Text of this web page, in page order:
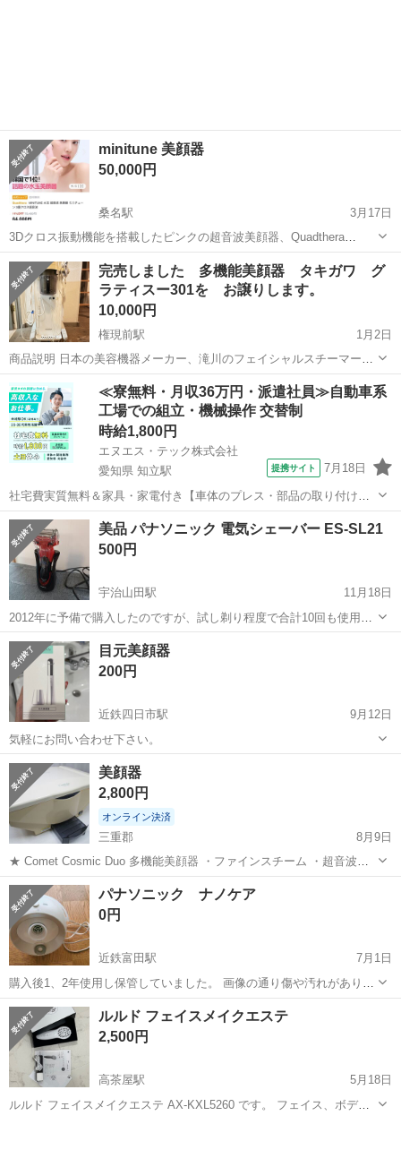
minitune 美顔器
50,000円
桑名駅
3月17日
3Dクロス振動機能を搭載したピンクの超音波美顔器、Quadthera
MINTUNE。 - ブランド: Quadthera - モデル名: MINTUNE - 色: ピンク
- 付属品: 充電ケーブル - 機能: 超音波美...
三重 桑名市 桑名駅 美容家電 美顔器
完売しました 多機能美顔器 タキガワ グ
ラティスー301を お譲りします。
10,000円
権現前駅
1月2日
商品説明 日本の美容機器メーカー、滝川のフェイシャルスチーマー&
イオン導入&吸引&ブラシ洗浄の機械です。 型式名:T301-00 通常新品
で購入すると600,000ほどする商品ですが、かなり古くなっているの
で、スチ...
権現前駅 美容家電 タキガワ
≪寮無料・月収36万円・派遣社員≫自動車系
工場での組立・機械操作 交替制
時給1,800円
エヌエス・テック株式会社
愛知県 知立駅
提携サイト 7月18日
社宅費実質無料＆家具・家電付き【車体のプレス・部品の取り付け・
塗装・検査】未経験でも時給1,800円 車体のプレス・部品の取り付
け・塗装・検査 車体のプレス・部品の取り付け・塗装・検査など、各
工程に分かれて作業を担当します...
愛知 刈谷市 知立駅
美品 パナソニック 電気シェーバー ES-SL21
500円
宇治山田駅
11月18日
2012年に予備で購入したのですが、試し剃り程度で合計10回も使用し
ていません。 充電はできるのですが、電池が弱っていると思われま
す。 写真に写っているものが全てとなります。 よろしくお願いしま
す。
三重 伊勢市 宇治山田駅
目元美顔器
200円
近鉄四日市駅
9月12日
気軽にお問い合わせ下さい。
三重 四日市市 近鉄四日市駅
美顔器
2,800円
オンライン決済
三重郡
8月9日
★ Comet Cosmic Duo 多機能美顔器 ・ファインスチーム ・超音波マ
ッサージ ・毛穴の汚れ取り ・赤外線 ・吸引 ・頭皮マッサージ ・テス
ラー ・操作パネル ・ハンドピース ・各種アタッチ...
三重 三重郡 美容家電 美顔器
パナソニック ナノケア
0円
近鉄富田駅
7月1日
購入後1、2年使用し保管していました。 画像の通り傷や汚れがありま
す。 動作確認済み 四日市市富田の自宅まで引き取りに来ていただける
方よろしくお願いします。 ご都合のいい日時を記載の上ご連絡くださ
い。
三重 四日市市 近鉄富田駅 美容家電
ルルド フェイスメイクエステ
2,500円
高茶屋駅
5月18日
ルルド フェイスメイクエステ AX-KXL5260 です。 フェイス、ボディ